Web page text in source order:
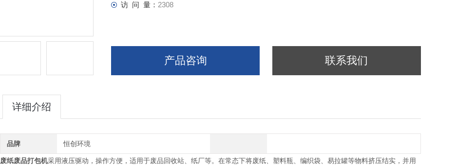
访 问 量： 2308
产品咨询 联系我们
详细介绍
品牌 恒创环境
废纸废品打包机采用液压驱动，操作方便，适用于废品回收站、纸厂等。在常态下将废纸、塑料瓶、编织袋、易拉罐等物料挤压结实，并用